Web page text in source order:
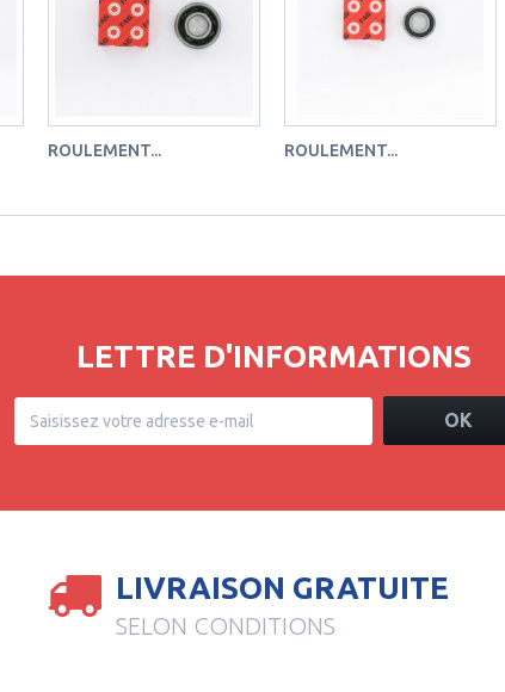
ROULEMENT... ROULEMENT...
LETTRE D'INFORMATIONS
OK
LIVRAISON GRATUITE
SELON CONDITIONS